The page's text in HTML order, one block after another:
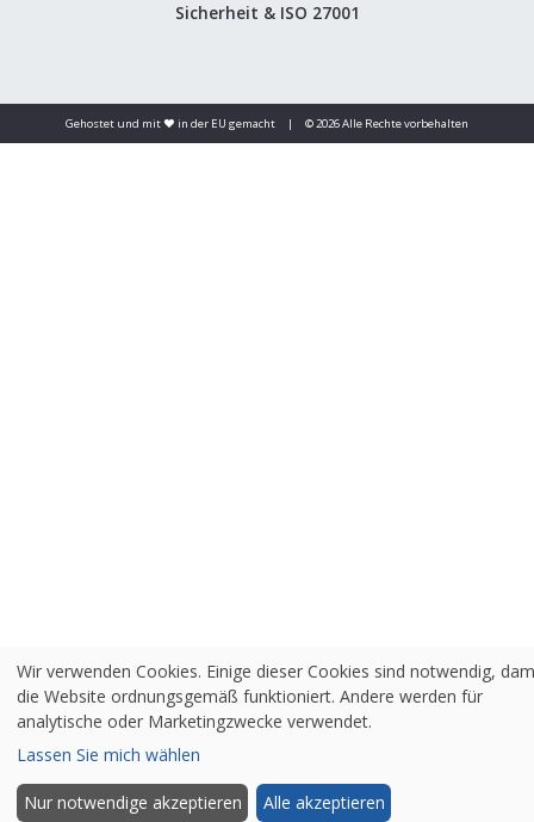
Sicherheit & ISO 27001
Gehostet und mit ❤️ in der EU gemacht | © 2026 Alle Rechte vorbehalten
Wir verwenden Cookies. Einige dieser Cookies sind notwendig,
die Website ordnungsgemäß funktioniert. Andere werden für
analytische oder Marketingzwecke verwendet.
Lassen Sie mich wählen
Nur notwendige akzeptieren Alle akzeptieren